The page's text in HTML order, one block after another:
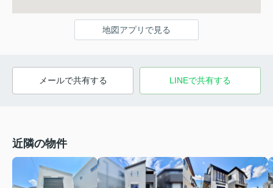
地図アプリで見る
メールで共有する LINEで共有する
近隣の物件